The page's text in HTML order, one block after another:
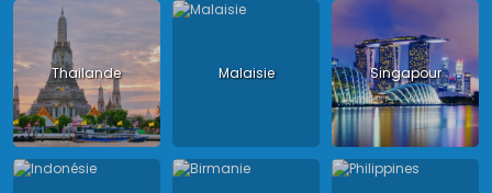
Thailande Malaisie Singapour